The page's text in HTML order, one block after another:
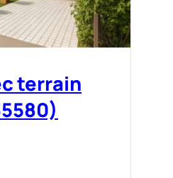
terrain